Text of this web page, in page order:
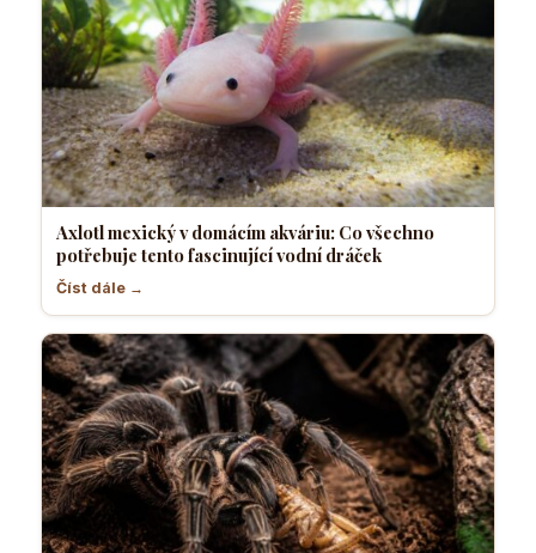
Axlotl mexický v domácím akváriu: Co všechno
potřebuje tento fascinující vodní dráček
Číst dále →